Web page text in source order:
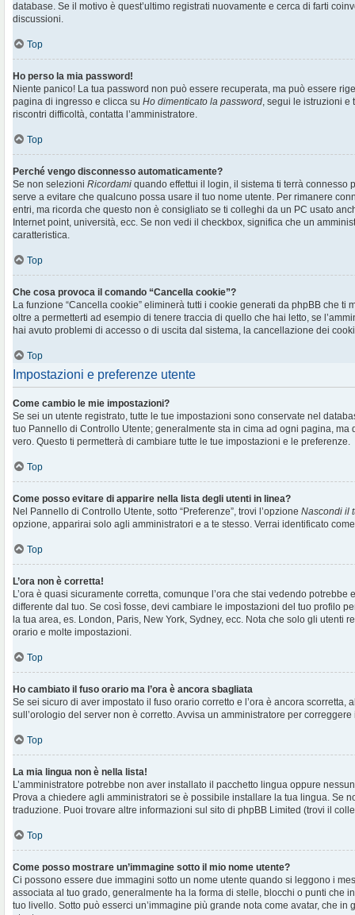
database. Se il motivo è quest’ultimo registrati nuovamente e cerca di farti
discussioni.
Top
Ho perso la mia password!
Niente panico! La tua password non può essere recuperata, ma può essere
pagina di ingresso e clicca su Ho dimenticato la password, segui le istruzioni e
riscontri difficoltà, contatta l’amministratore.
Top
Perché vengo disconnesso automaticamente?
Se non selezioni Ricordami quando effettui il login, il sistema ti terrà connesso
serve a evitare che qualcuno possa usare il tuo nome utente. Per rimanere
entri, ma ricorda che questo non è consigliato se ti colleghi da un PC usato
Internet point, università, ecc. Se non vedi il checkbox, significa che un
caratteristica.
Top
Che cosa provoca il comando “Cancella cookie”?
La funzione “Cancella cookie” eliminerà tutti i cookie generati da phpBB che ti
oltre a permetterti ad esempio di tenere traccia di quello che hai letto, se
hai avuto problemi di accesso o di uscita dal sistema, la cancellazione dei
Top
Impostazioni e preferenze utente
Come cambio le mie impostazioni?
Se sei un utente registrato, tutte le tue impostazioni sono conservate nel
tuo Pannello di Controllo Utente; generalmente sta in cima ad ogni pagina, ma
vero. Questo ti permetterà di cambiare tutte le tue impostazioni e le preferenze.
Top
Come posso evitare di apparire nella lista degli utenti in linea?
Nel Pannello di Controllo Utente, sotto “Preferenze”, trovi l’opzione Nascondi il
opzione, apparirai solo agli amministratori e a te stesso. Verrai identificato
Top
L’ora non è corretta!
L’ora è quasi sicuramente corretta, comunque l’ora che stai vedendo
differente dal tuo. Se così fosse, devi cambiare le impostazioni del tuo profilo
la tua area, es. London, Paris, New York, Sydney, ecc. Nota che solo gli utenti
orario e molte impostazioni.
Top
Ho cambiato il fuso orario ma l’ora è ancora sbagliata
Se sei sicuro di aver impostato il fuso orario corretto e l’ora è ancora scorretta,
sull’orologio del server non è corretto. Avvisa un amministratore per
Top
La mia lingua non è nella lista!
L’amministratore potrebbe non aver installato il pacchetto lingua oppure
Prova a chiedere agli amministratori se è possibile installare la tua lingua. Se
traduzione. Puoi trovare altre informazioni sul sito di phpBB Limited (trovi il
Top
Come posso mostrare un’immagine sotto il mio nome utente?
Ci possono essere due immagini sotto un nome utente quando si leggono i
associata al tuo grado, generalmente ha la forma di stelle, blocchi o punti che
tuo livello. Sotto può esserci un’immagine più grande nota come avatar, che in